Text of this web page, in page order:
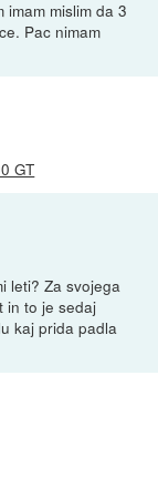
mislim da 3
Pac nimam
GT
leti? Za svojega
in to je sedaj
kaj prida padla